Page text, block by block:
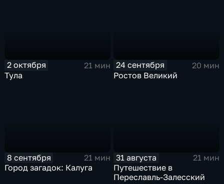
2 октября
21 мин
Тула
24 сентября
20 мин
Ростов Великий
8 сентября
21 мин
Город загадок: Калуга
31 августа
21 мин
Путешествие в
Переславль-Залесский